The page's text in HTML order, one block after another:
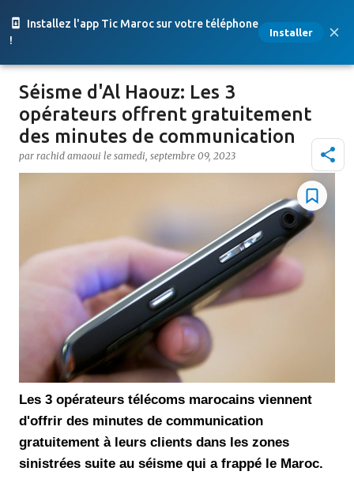
Installez l'app Tic Maroc sur votre téléphone
!
Installer
Accéder au contenu principal
Séisme d'Al Haouz: Les 3
opérateurs offrent gratuitement
des minutes de communication
par rachid amaoui le samedi, septembre 09, 2023
Les 3 opérateurs télécoms marocains viennent
d'offrir des minutes de communication
gratuitement à leurs clients dans les zones
sinistrées suite au séisme qui a frappé le Maroc.